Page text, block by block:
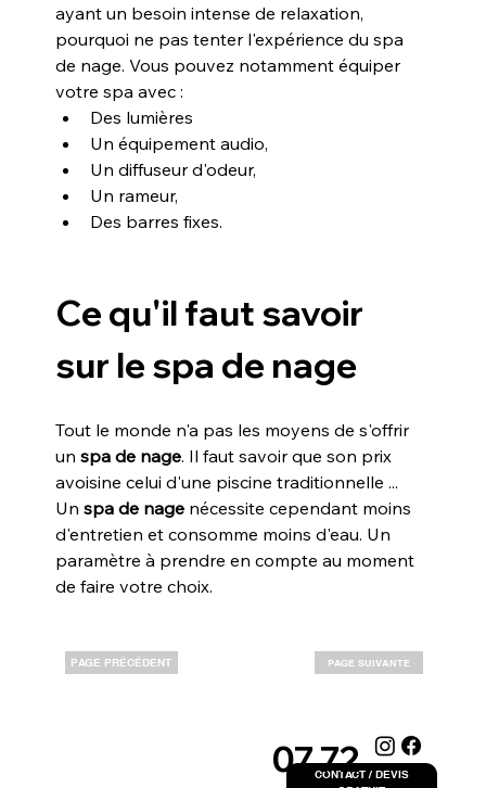
ayant un besoin intense de relaxation,
pourquoi ne pas tenter l'expérience du spa
de nage. Vous pouvez notamment équiper
votre spa avec :
Des lumières
Un équipement audio,
Un diffuseur d'odeur,
Un rameur,
Des barres fixes.
Ce qu'il faut savoir
sur le spa de nage
Tout le monde n'a pas les moyens de s'offrir
un spa de nage. Il faut savoir que son prix
avoisine celui d'une piscine traditionnelle ...
Un spa de nage nécessite cependant moins
d'entretien et consomme moins d'eau. Un
paramètre à prendre en compte au moment
de faire votre choix.
PAGE SUIVANTE
PAGE PRÉCÉDENT
CONTACT / DEVIS
07 72